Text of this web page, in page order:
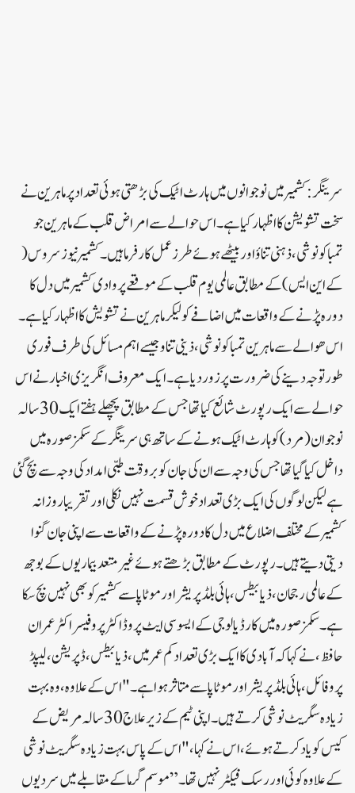
سرینگر:کشمیر میں نوجوانوں میں ہارٹ اٹیک کی بڑھتی ہوئی تعداد پر ماہرین نے
سخت تشویشن کا اظہار کیا ہے ۔اس حوالے سے امراض قلب کے ماہرین جو
تمباکو نوشی ، ذہنی تناؤ اور بیٹھے ہوئے طرزعمل کار فرما ہیں۔کشمیر نیوز سروس (
کے این ایس ) کے مطابق عالمی یوم قلب کے موقعے پر وادی کشمیر میں دل کا
دورہ پڑنے کے واقعات میں اضافے کو لیکر ماہرین نے تشویش کا اظہار کیا ہے ۔
اس ھوالے سے ماہرین تمباکو نوشی،ذینی تناو جیسے اہم مسائل کی طرف فوری
طور توجہ دینے کی ضرورت پر زور دیا ہے ۔ایک معروف انگریزی اخبار نے اس
حوالے سے ایک رپورٹ شائع کیا تھا جس کے مطابق پچھلے ہفتے ایک 30سالہ
نوجوان (مرد )کو ہارٹ اٹیک ہونے کے ساتھ ہی سرینگر کے سکمز صورہ میں
داخل کیا گیا تھاجس کی وجہ سے ان کی جان کو بروقت طبی امداد کی وجہ سے بچ گئی
ہے لیکن لوگوں کی ایک بڑی تعداد خوش قسمت نہیں نکلی اور تقریبا روزانہ
کشمیر کے مختلف اضلاع میں دل کا دورہ پڑنے کے واقعات سے اپنی جان گنوا
دیتی دیتے ہیں۔رپورٹ کے مطابق بڑھتے ہوئے غیر متعد بیماریوں کے بوجھ
کے عالمی رجحان،ذیابیطس ، ہائی بلڈ پریشر اور موٹاپا سے کشمیر کو بھی نہیں بچ سکا
ہے۔سکمز صورہ میں کارڈیالوجی کے ایسوسی ایٹ پروڈاکٹرپروفیسر اکٹر عمران
حافظ ، نے کہا کہ آبادی کا ایک بڑی تعدادکم عمرمیں ، ذیابیطس ، ڈپریشن، لیپڈ
پروفائل ، ہائی بلڈ پریشر اور موٹاپا سے متاثر ہوا ہے۔ "اس کے علاوہ ، وہ بہت
زیادہ سگریٹ نوشی کرتے ہیں۔اپنی ٹیم کے زیر علاج 30سالہ مریض کے
کیس کو یاد کرتے ہوئے ، اس نے کہا ، "اس کے پاس بہت زیادہ سگریٹ نوشی
کے علاوہ کوئی اور رسک فیکٹر نہیں تھا۔”موسم گرما کے مقابلے میں سردیوں